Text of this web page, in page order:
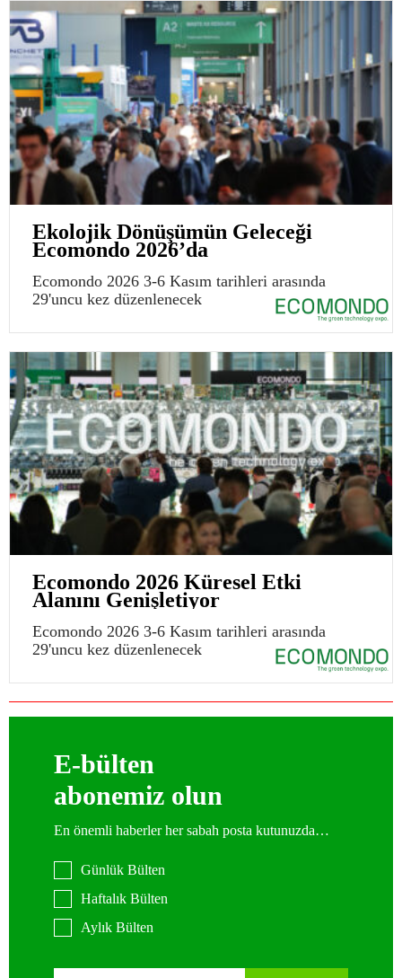
Ekolojik Dönüşümün Geleceği
Ecomondo 2026’da
Ecomondo 2026 3-6 Kasım tarihleri arasında
29'uncu kez düzenlenecek
Ecomondo 2026 Küresel Etki
Alanını Genişletiyor
Ecomondo 2026 3-6 Kasım tarihleri arasında
29'uncu kez düzenlenecek
E-bülten
abonemiz olun
En önemli haberler her sabah posta kutunuzda…
Günlük Bülten
Haftalık Bülten
Aylık Bülten